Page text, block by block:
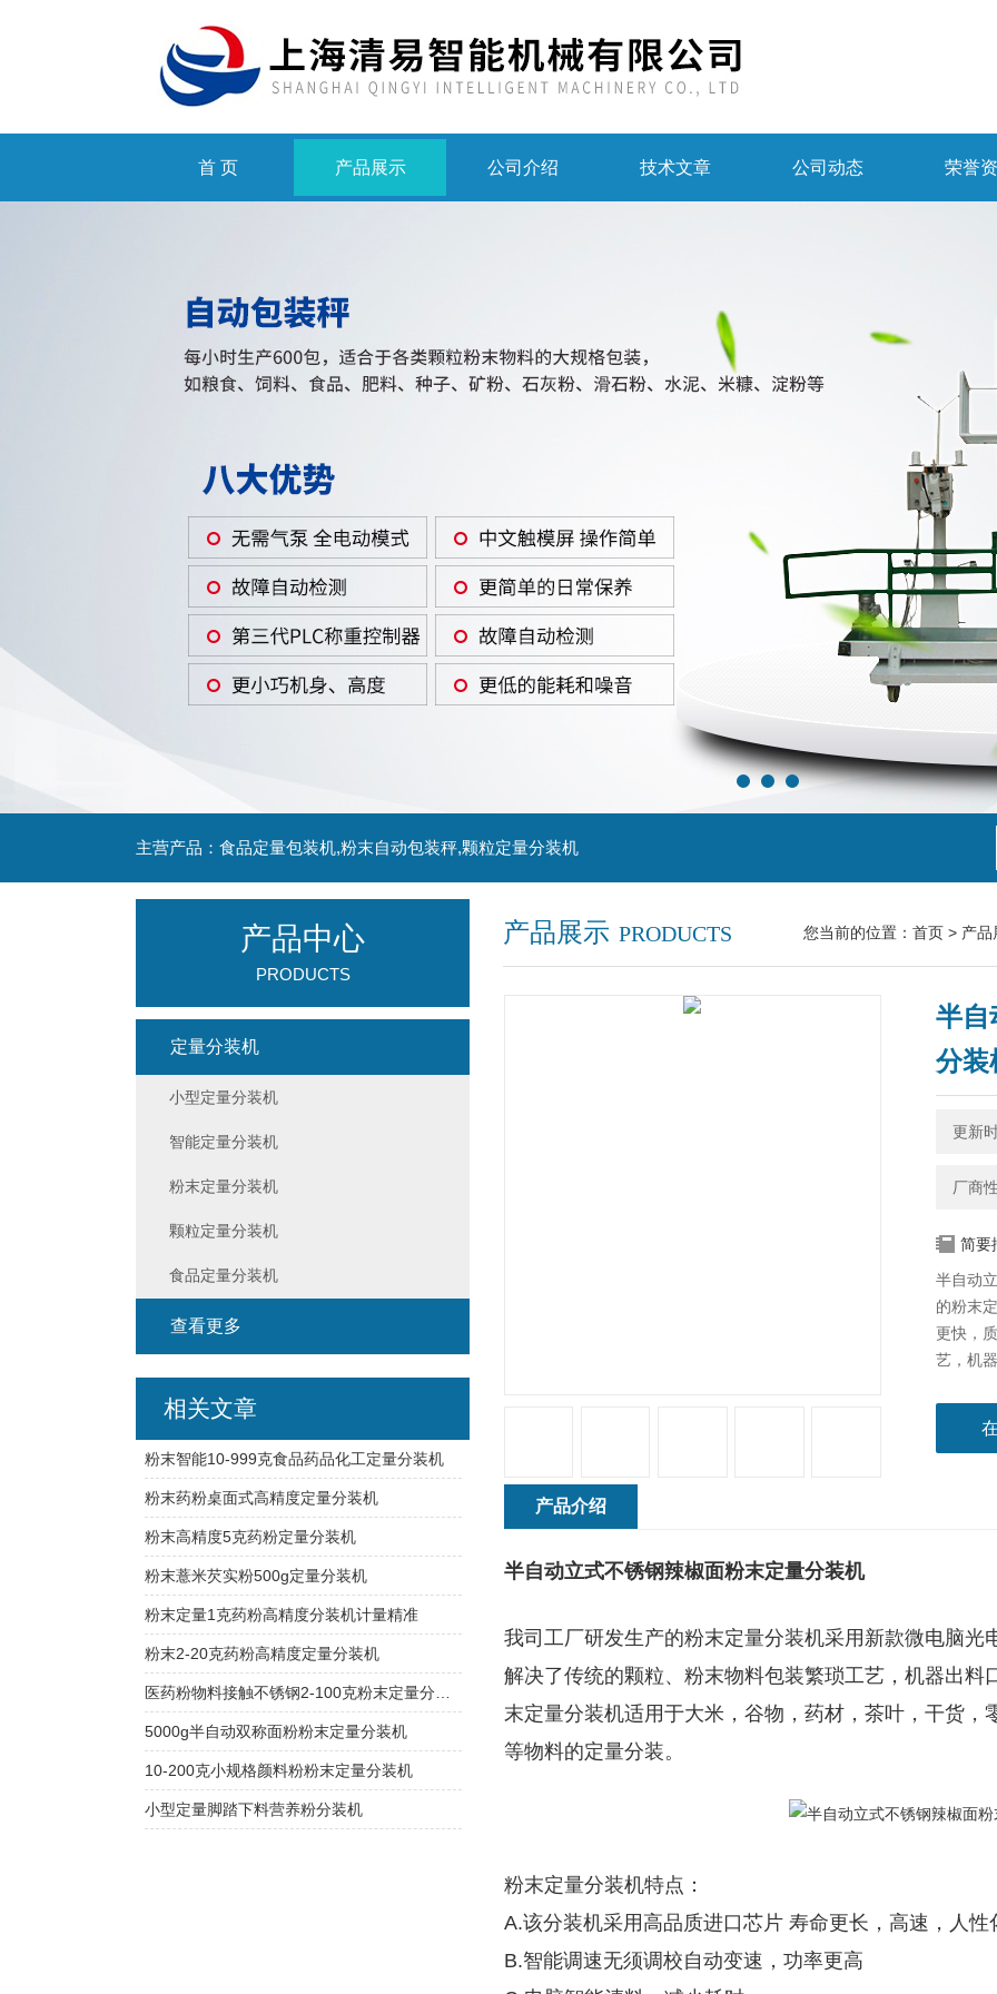
首 页 产品展示 公司介绍 技术文章 公司动态 荣誉
主营产品：食品定量包装机,粉末自动包装秤,颗粒定量分装机
产品展示 PRODUCTS 您当前的位置： 首页 > 产品
半自
分装
更新
厂商
简要
半自动
的粉末
更快，
艺，机
产品介绍
半自动立式不锈钢辣椒面粉末定量分装机
我司工厂研发生产的粉末定量分装机采用新款微电脑
解决了传统的颗粒、粉末物料包装繁琐工艺，机器出
末定量分装机适用于大米，谷物，药材，茶叶，干货
等物料的定量分装。
粉末定量分装机特点：
A.该分装机采用高品质进口芯片 寿命更长，高速，人性
B.智能调速无须调校自动变速，功率更高
产品中心
PRODUCTS
定量分装机
小型定量分装机
智能定量分装机
粉末定量分装机
颗粒定量分装机
食品定量分装机
查看更多
相关文章
粉末智能10-999克食品药品化工定量分装机
粉末药粉桌面式高精度定量分装机
粉末高精度5克药粉定量分装机
粉末薏米芡实粉500g定量分装机
粉末定量1克药粉高精度分装机计量精准
粉末2-20克药粉高精度定量分装机
医药粉物料接触不锈钢2-100克粉末定量分装机
5000g半自动双称面粉粉末定量分装机
10-200克小规格颜料粉粉末定量分装机
小型定量脚踏下料营养粉分装机